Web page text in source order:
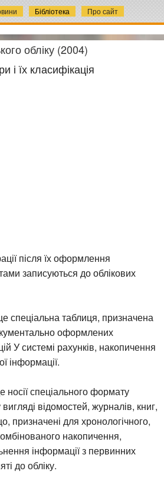
Бібліотека Про сайт
обліку (2004)
і їх класифікація
після їх оформлення
записуються до облікових
спеціальна таблиця, призначена
оформлених
У системі рахунків, накопичення
інформації.
носії спеціального формату
відомостей, журналів, книг,
призначені для хронологічного,
накопичення,
інформації з первинних
до обліку.